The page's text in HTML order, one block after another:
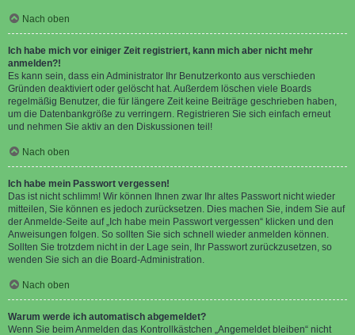
Nach oben
Ich habe mich vor einiger Zeit registriert, kann mich aber nicht mehr
anmelden?!
Es kann sein, dass ein Administrator Ihr Benutzerkonto aus verschieden
Gründen deaktiviert oder gelöscht hat. Außerdem löschen viele Boards
regelmäßig Benutzer, die für längere Zeit keine Beiträge geschrieben haben,
um die Datenbankgröße zu verringern. Registrieren Sie sich einfach erneut
und nehmen Sie aktiv an den Diskussionen teil!
Nach oben
Ich habe mein Passwort vergessen!
Das ist nicht schlimm! Wir können Ihnen zwar Ihr altes Passwort nicht wieder
mitteilen, Sie können es jedoch zurücksetzen. Dies machen Sie, indem Sie auf
der Anmelde-Seite auf „Ich habe mein Passwort vergessen“ klicken und den
Anweisungen folgen. So sollten Sie sich schnell wieder anmelden können.
Sollten Sie trotzdem nicht in der Lage sein, Ihr Passwort zurückzusetzen, so
wenden Sie sich an die Board-Administration.
Nach oben
Warum werde ich automatisch abgemeldet?
Wenn Sie beim Anmelden das Kontrollkästchen „Angemeldet bleiben“ nicht